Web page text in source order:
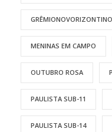
MENINAS EM CAMPO
OUTUBRO ROSA
PAULISTA SUB-11
PAULISTA SUB-14